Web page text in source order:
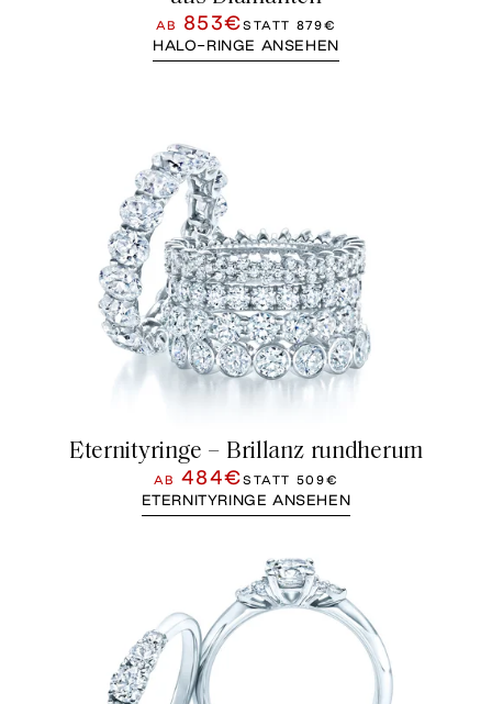
AB 853€STATT 879€
HALO-RINGE ANSEHEN
Eternityringe – Brillanz rundherum
AB 484€STATT 509€
ETERNITYRINGE ANSEHEN